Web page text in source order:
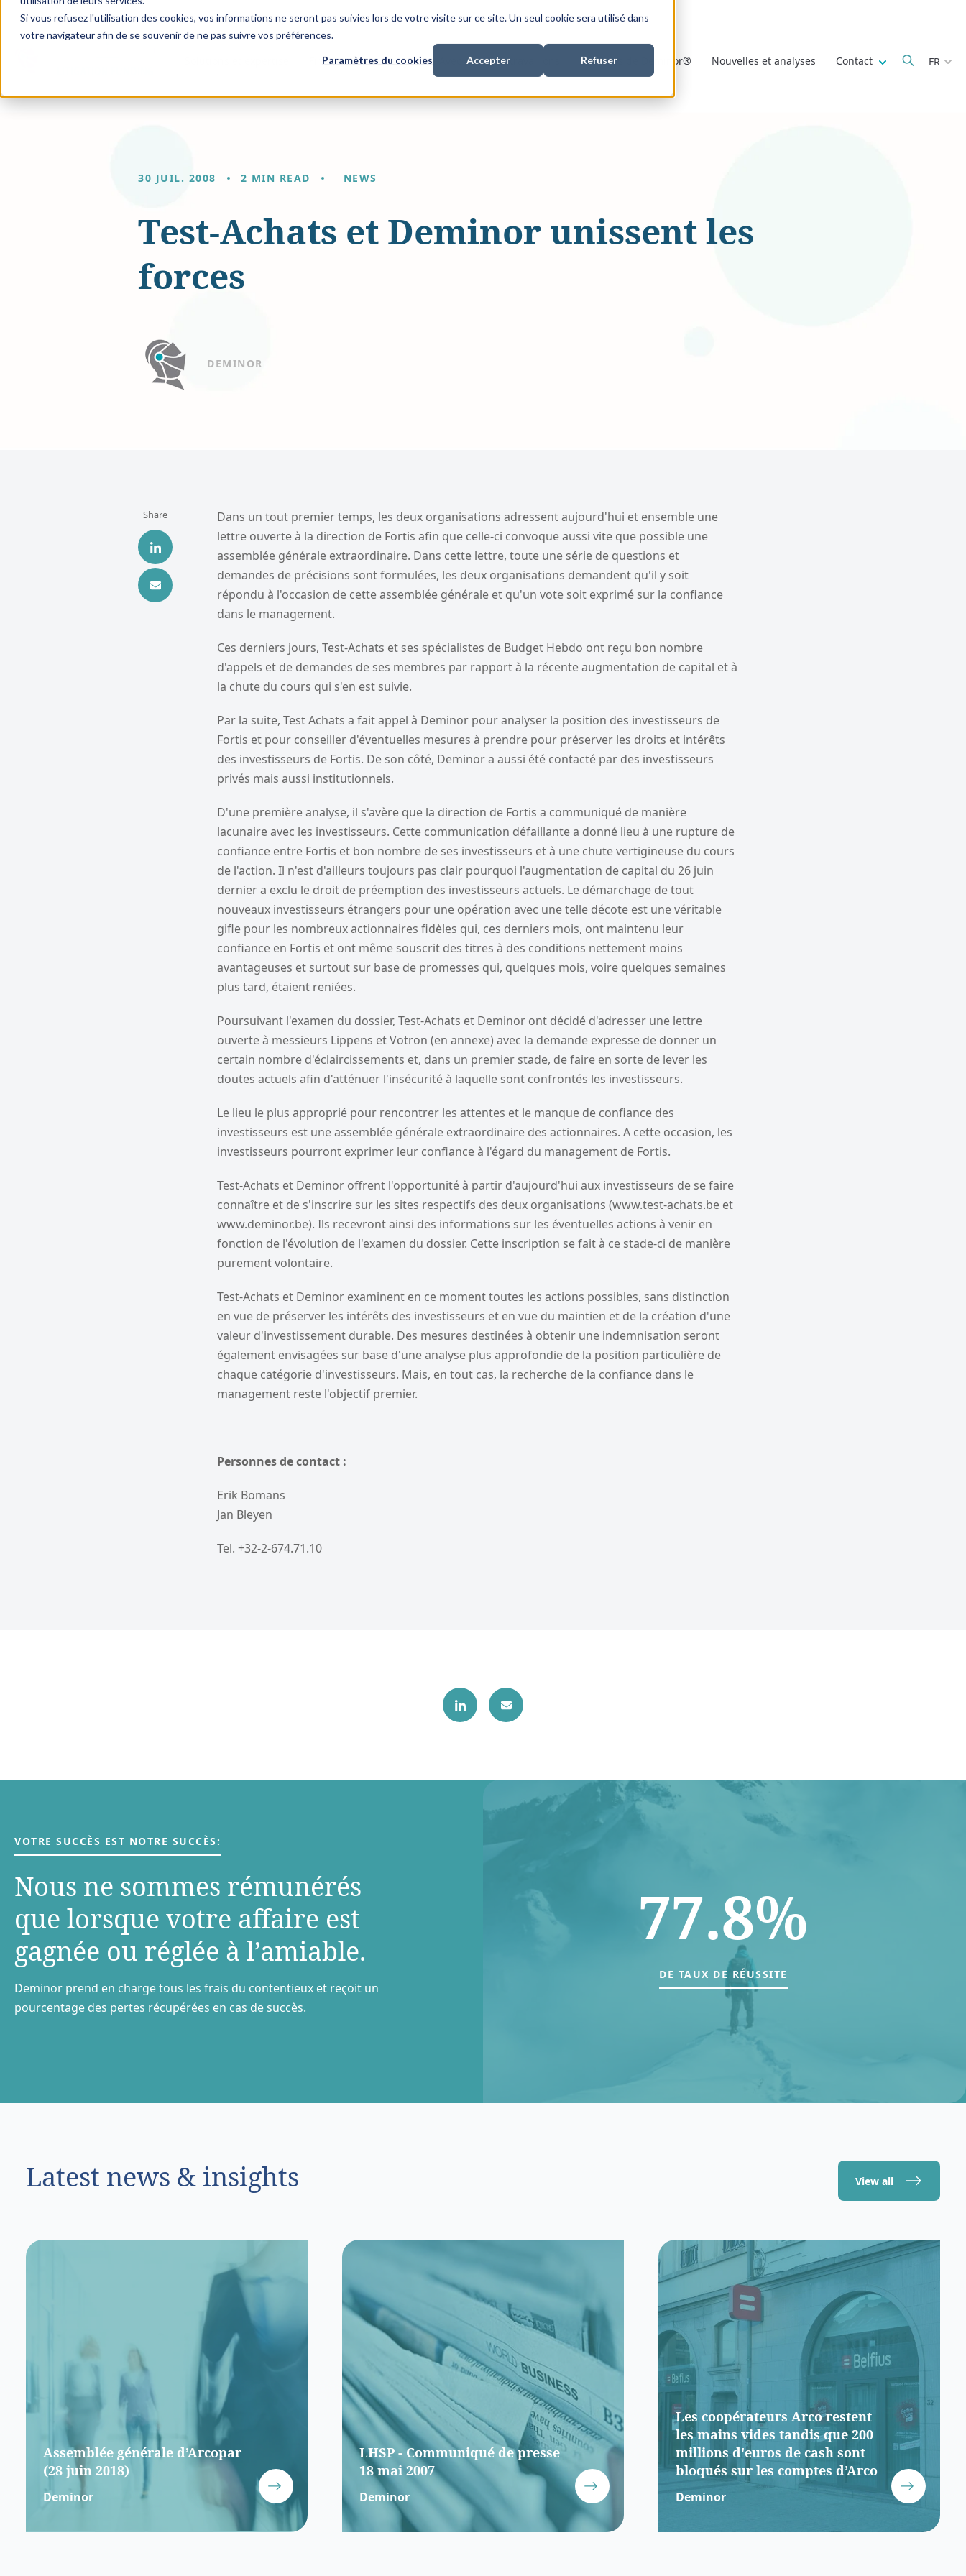
Si vous refusez l'utilisation des cookies, vos informations ne seront pas suivies lors de votre visite sur ce site. Un seul cookie sera utilisé dans
votre navigateur afin de se souvenir de ne pas suivre vos préférences.
Paramètres du cookies Accepter Refuser
Financement de litiges Avec qui nous travaillons A propos de Deminor® Nouvelles et analyses Contact Show submenu
FR
30 JUIL. 2008 2 MIN READ NEWS
Test-Achats et Deminor unissent les
forces
DEMINOR
Share
Dans un tout premier temps, les deux organisations adressent aujourd'hui et ensemble une
lettre ouverte à la direction de Fortis afin que celle-ci convoque aussi vite que possible une
assemblée générale extraordinaire. Dans cette lettre, toute une série de questions et
demandes de précisions sont formulées, les deux organisations demandent qu'il y soit
répondu à l'occasion de cette assemblée générale et qu'un vote soit exprimé sur la confiance
dans le management.
Ces derniers jours, Test-Achats et ses spécialistes de Budget Hebdo ont reçu bon nombre
d'appels et de demandes de ses membres par rapport à la récente augmentation de capital et à
la chute du cours qui s'en est suivie.
Par la suite, Test Achats a fait appel à Deminor pour analyser la position des investisseurs de
Fortis et pour conseiller d'éventuelles mesures à prendre pour préserver les droits et intérêts
des investisseurs de Fortis. De son côté, Deminor a aussi été contacté par des investisseurs
privés mais aussi institutionnels.
D'une première analyse, il s'avère que la direction de Fortis a communiqué de manière
lacunaire avec les investisseurs. Cette communication défaillante a donné lieu à une rupture de
confiance entre Fortis et bon nombre de ses investisseurs et à une chute vertigineuse du cours
de l'action. Il n'est d'ailleurs toujours pas clair pourquoi l'augmentation de capital du 26 juin
dernier a exclu le droit de préemption des investisseurs actuels. Le démarchage de tout
nouveaux investisseurs étrangers pour une opération avec une telle décote est une véritable
gifle pour les nombreux actionnaires fidèles qui, ces derniers mois, ont maintenu leur
confiance en Fortis et ont même souscrit des titres à des conditions nettement moins
avantageuses et surtout sur base de promesses qui, quelques mois, voire quelques semaines
plus tard, étaient reniées.
Poursuivant l'examen du dossier, Test-Achats et Deminor ont décidé d'adresser une lettre
ouverte à messieurs Lippens et Votron (en annexe) avec la demande expresse de donner un
certain nombre d'éclaircissements et, dans un premier stade, de faire en sorte de lever les
doutes actuels afin d'atténuer l'insécurité à laquelle sont confrontés les investisseurs.
Le lieu le plus approprié pour rencontrer les attentes et le manque de confiance des
investisseurs est une assemblée générale extraordinaire des actionnaires. A cette occasion, les
investisseurs pourront exprimer leur confiance à l'égard du management de Fortis.
Test-Achats et Deminor offrent l'opportunité à partir d'aujourd'hui aux investisseurs de se faire
connaître et de s'inscrire sur les sites respectifs des deux organisations (www.test-achats.be et
www.deminor.be). Ils recevront ainsi des informations sur les éventuelles actions à venir en
fonction de l'évolution de l'examen du dossier. Cette inscription se fait à ce stade-ci de manière
purement volontaire.
Test-Achats et Deminor examinent en ce moment toutes les actions possibles, sans distinction
en vue de préserver les intérêts des investisseurs et en vue du maintien et de la création d'une
valeur d'investissement durable. Des mesures destinées à obtenir une indemnisation seront
également envisagées sur base d'une analyse plus approfondie de la position particulière de
chaque catégorie d'investisseurs. Mais, en tout cas, la recherche de la confiance dans le
management reste l'objectif premier.
Personnes de contact :
Erik Bomans
Jan Bleyen
Tel. +32-2-674.71.10
VOTRE SUCCÈS EST NOTRE SUCCÈS:
Nous ne sommes rémunérés
que lorsque votre aﬀaire est
gagnée ou réglée à l’amiable.
Deminor prend en charge tous les frais du contentieux et reçoit un
pourcentage des pertes récupérées en cas de succès.
77.8%
DE TAUX DE RÉUSSITE
Latest news & insights View all
Assemblée générale d’Arcopar
(28 juin 2018)
Deminor
LHSP - Communiqué de presse
18 mai 2007
Deminor
Les coopérateurs Arco restent
les mains vides tandis que 200
millions d'euros de cash sont
bloqués sur les comptes d’Arco
Deminor